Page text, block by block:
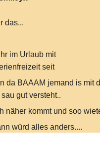
das...
im Urlaub mit
seit
da BAAAM jemand is mit
gut versteht..
näher kommt und soo
würd alles anders....